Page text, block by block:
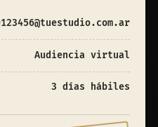
Audiencia virtual
3 días hábiles